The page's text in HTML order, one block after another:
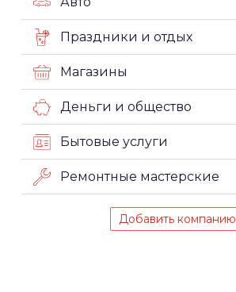
Праздники и отдых
Магазины
Деньги и общество
Бытовые услуги
Ремонтные мастерские
Добавить компанию